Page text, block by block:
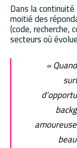
Dans la
moitié des
(code, recherche,
secteurs où
«